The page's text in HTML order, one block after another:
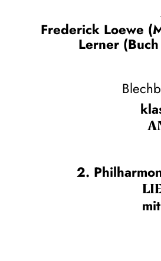
Frederick Loewe
Lerner
2.